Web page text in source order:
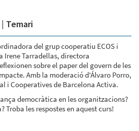
Temari
del grup cooperatiu ECOS i
Irene Tarradellas, directora
sobre el paper del govern de les
Amb la moderació d'Álvaro Porro,
i Cooperatives de Barcelona Activa.
democràtica en les organitzacions?
les respostes en aquest curs!